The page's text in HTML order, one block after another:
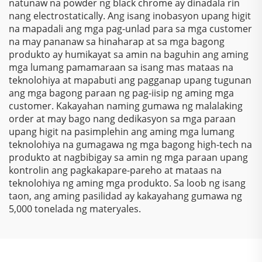
natunaw na powder ng black chrome ay dinadala rin
nang electrostatically. Ang isang inobasyon upang higit
na mapadali ang mga pag-unlad para sa mga customer
na may pananaw sa hinaharap at sa mga bagong
produkto ay humikayat sa amin na baguhin ang aming
mga lumang pamamaraan sa isang mas mataas na
teknolohiya at mapabuti ang pagganap upang tugunan
ang mga bagong paraan ng pag-iisip ng aming mga
customer. Kakayahan naming gumawa ng malalaking
order at may bago nang dedikasyon sa mga paraan
upang higit na pasimplehin ang aming mga lumang
teknolohiya na gumagawa ng mga bagong high-tech na
produkto at nagbibigay sa amin ng mga paraan upang
kontrolin ang pagkakapare-pareho at mataas na
teknolohiya ng aming mga produkto. Sa loob ng isang
taon, ang aming pasilidad ay kakayahang gumawa ng
5,000 tonelada ng materyales.